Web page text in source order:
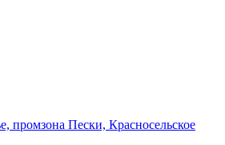
промзона Пески, Красносельское